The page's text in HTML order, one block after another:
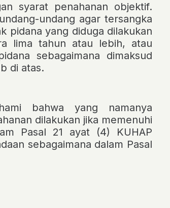
syarat penahanan objektif.
undang agar tersangka
pidana yang diduga dilakukan
lima tahun atau lebih, atau
sebagaimana dimaksud
di atas.
bahwa yang namanya
dilakukan jika memenuhi
Pasal 21 ayat (4) KUHAP
sebagaimana dalam Pasal